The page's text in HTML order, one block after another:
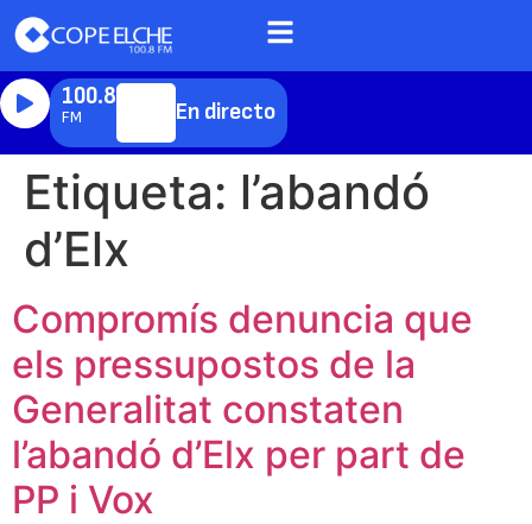
100.8
FM En directo
Etiqueta: l’abandó
d’Elx
Compromís denuncia que
els pressupostos de la
Generalitat constaten
l’abandó d’Elx per part de
PP i Vox